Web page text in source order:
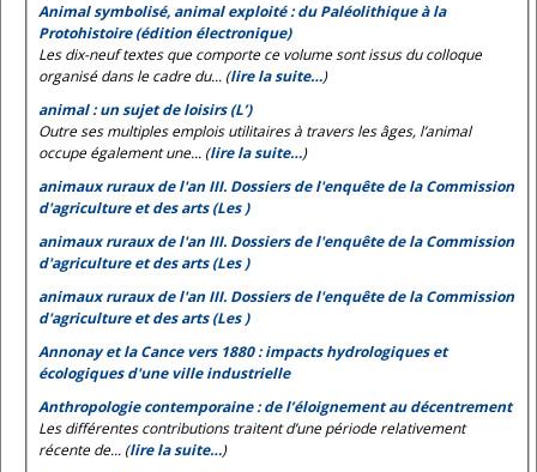
Animal symbolisé, animal exploité : du Paléolithique à la
Protohistoire (édition électronique)
Les dix-neuf textes que comporte ce volume sont issus du colloque
organisé dans le cadre du... (lire la suite…)
animal : un sujet de loisirs (L’)
Outre ses multiples emplois utilitaires à travers les âges, l’animal
occupe également une... (lire la suite…)
animaux ruraux de l'an III. Dossiers de l'enquête de la Commission
d'agriculture et des arts (Les )
animaux ruraux de l'an III. Dossiers de l'enquête de la Commission
d'agriculture et des arts (Les )
animaux ruraux de l'an III. Dossiers de l'enquête de la Commission
d'agriculture et des arts (Les )
Annonay et la Cance vers 1880 : impacts hydrologiques et
écologiques d'une ville industrielle
Anthropologie contemporaine : de l’éloignement au décentrement
Les différentes contributions traitent d’une période relativement
récente de... (lire la suite…)